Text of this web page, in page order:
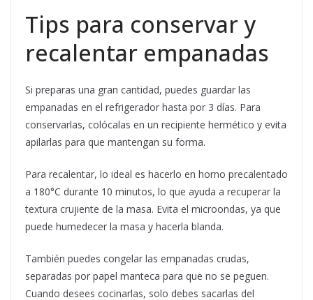
Tips para conservar y
recalentar empanadas
Si preparas una gran cantidad, puedes guardar las
empanadas en el refrigerador hasta por 3 días. Para
conservarlas, colócalas en un recipiente hermético y evita
apilarlas para que mantengan su forma.
Para recalentar, lo ideal es hacerlo en horno precalentado
a 180°C durante 10 minutos, lo que ayuda a recuperar la
textura crujiente de la masa. Evita el microondas, ya que
puede humedecer la masa y hacerla blanda.
También puedes congelar las empanadas crudas,
separadas por papel manteca para que no se peguen.
Cuando desees cocinarlas, solo debes sacarlas del